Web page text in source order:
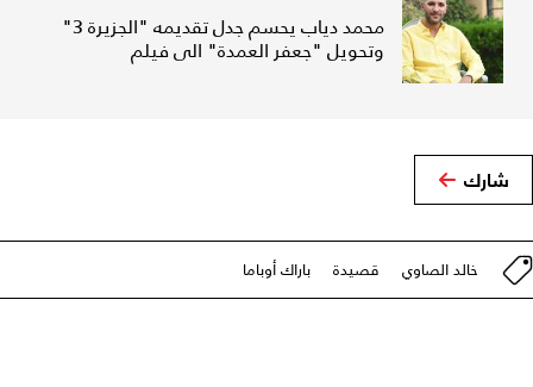
محمد دياب يحسم جدل تقديمه "الجزيرة 3"
وتحويل "جعفر العمدة" الى فيلم
شارك
خالد الصاوي قصيدة باراك أوباما